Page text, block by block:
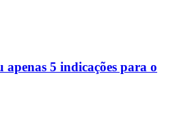
apenas 5 indicações para o